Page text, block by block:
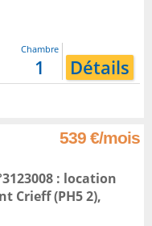
Chambre
1 Détails
539 €/mois
: location
Crieff(PH5 2),